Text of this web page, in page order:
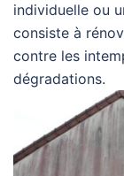
individuelle ou
consiste à
contre les
dégradations.